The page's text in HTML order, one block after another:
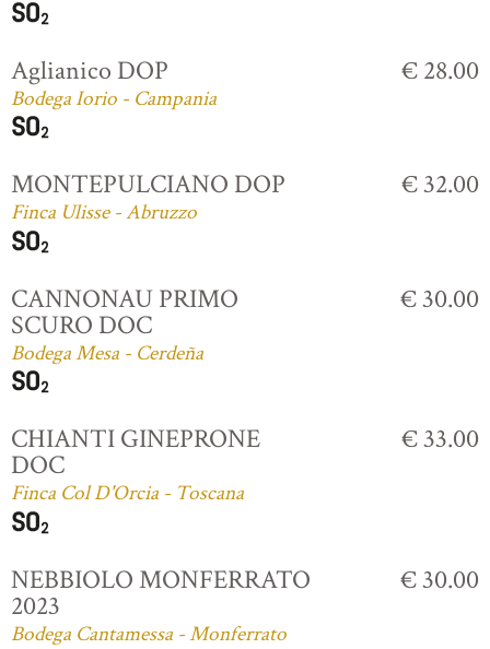
Aglianico DOP
Bodega Iorio - Campania
€ 28.00
MONTEPULCIANO DOP
Finca Ulisse - Abruzzo
€ 32.00
CANNONAU PRIMO
SCURO DOC
Bodega Mesa - Cerdeña
€ 30.00
CHIANTI GINEPRONE
DOC
Finca Col D'Orcia - Toscana
€ 33.00
NEBBIOLO MONFERRATO
2023
Bodega Cantamessa - Monferrato
€ 30.00